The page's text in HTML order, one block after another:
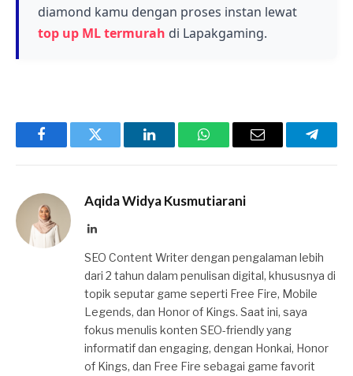
diamond kamu dengan proses instan lewat
top up ML termurah di Lapakgaming.
FacebookTwitter LinkedInWhatsAppEmail
Aqida Widya Kusmutiarani
LinkedIn
SEO Content Writer dengan pengalaman lebih
dari 2 tahun dalam penulisan digital, khususnya di
topik seputar game seperti Free Fire, Mobile
Legends, dan Honor of Kings. Saat ini, saya
fokus menulis konten SEO-friendly yang
informatif dan engaging, dengan Honkai, Honor
of Kings, dan Free Fire sebagai game favorit